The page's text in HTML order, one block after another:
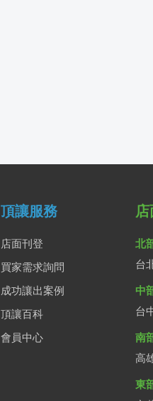
頂讓服務
店面刊登
買家需求詢問
成功讓出案例
頂讓百科
會員中心
北
台
中
台
南
高
東